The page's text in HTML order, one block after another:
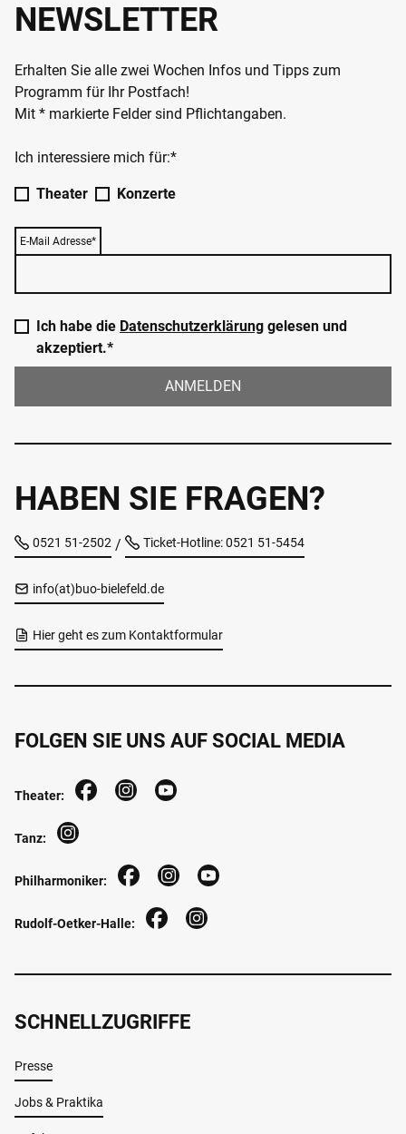
NEWSLETTER
Erhalten Sie alle zwei Wochen Infos und Tipps zum
Programm für Ihr Postfach!
Mit * markierte Felder sind Pflichtangaben.
Ich interessiere mich für:*
Theater Konzerte
E-Mail Adresse*
Ich habe die Datenschutzerklärung gelesen und
akzeptiert.*
ANMELDEN
HABEN SIE FRAGEN?
0521 51-2502 / Ticket-Hotline: 0521 51-5454
info(at)buo-bielefeld.de
Hier geht es zum Kontaktformular
SCHNELLZUGRIFFE
Presse
Jobs & Praktika
FOLGEN SIE UNS AUF SOCIAL MEDIA
Theater:
Tanz:
Philharmoniker:
Rudolf-Oetker-Halle: